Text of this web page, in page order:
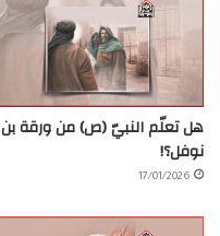
هل تعلّم النبيّ (ص) من ورقة بن
نوفل؟!
17/01/2026